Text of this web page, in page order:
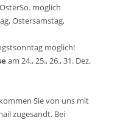
möglich
Ostersamstag,
möglich!
am 24., 25., 26., 31. Dez.
Sie von uns mit
zugesandt. Bei